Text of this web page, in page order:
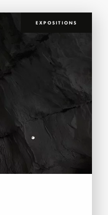
EXPOSITIONS